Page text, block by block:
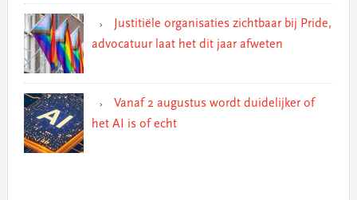
Justitiële organisaties zichtbaar bij Pride,
advocatuur laat het dit jaar afweten
Vanaf 2 augustus wordt duidelijker of
het AI is of echt